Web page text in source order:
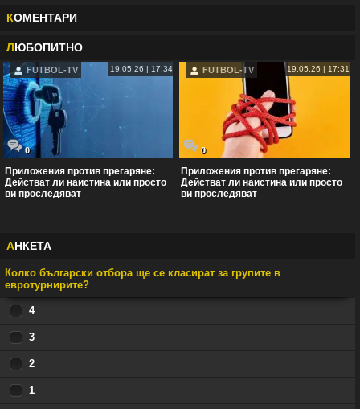
КОМЕНТАРИ
ЛЮБОПИТНО
FUTBOL-TV 19.05.26 | 17:34
0
Приложения против прегаряне:
Действат ли наистина или просто
ви проследяват
FUTBOL-TV 19.05.26 | 17:31
0
Приложения против прегаряне:
Действат ли наистина или просто
ви проследяват
АНКЕТА
Колко български отбора ще се класират за групите в
евротурнирите?
4
3
2
1